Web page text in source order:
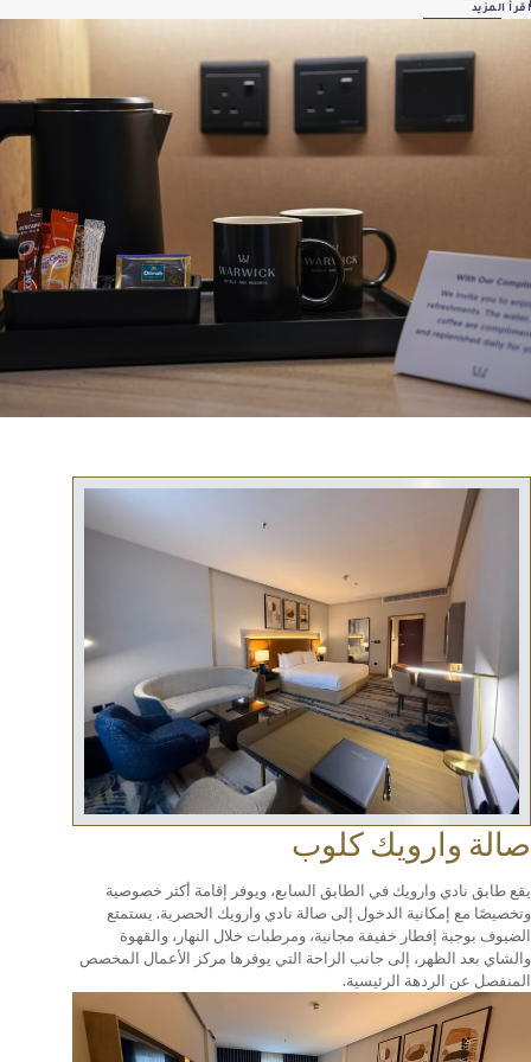
كلوب
في الطابق السابع، ويوفر إقامة أكثر خصوصية
الدخول إلى صالة نادي وارويك الحصرية. يستمتع
خفيفة مجانية، ومرطبات خلال النهار، والقهوة
إلى جانب الراحة التي يوفرها مركز الأعمال المخصص
الرئيسية.